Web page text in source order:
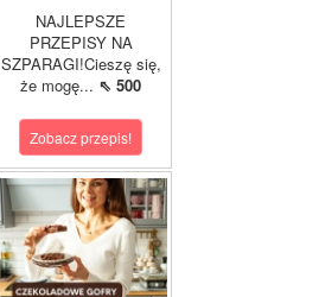
NAJLEPSZE
PRZEPISY NA
SZPARAGI!Cieszę się,
że mogę... ⇖ 500
Zobacz przepis!